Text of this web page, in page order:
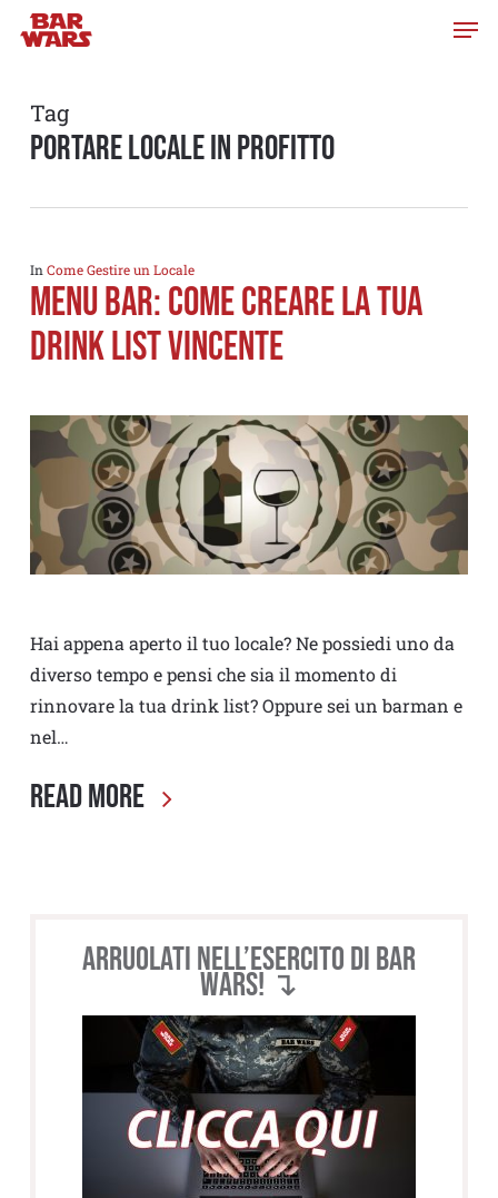
Skip
content
Tag
portare locale in profitto
In Come Gestire un Locale
Menu bar: come creare la tua
drink list vincente
Hai appena aperto il tuo locale? Ne possiedi uno da
diverso tempo e pensi che sia il momento di
rinnovare la tua drink list? Oppure sei un barman e
nel…
Read More
Arruolati nell’esercito di BAR
WARS! ↴